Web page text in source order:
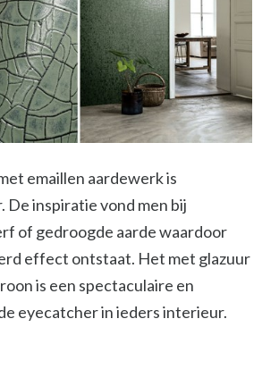
emaillen aardewerk is
De inspiratie vond men bij
of gedroogde aarde waardoor
effect ontstaat. Het met glazuur
is een spectaculaire en
eyecatcher in ieders interieur.